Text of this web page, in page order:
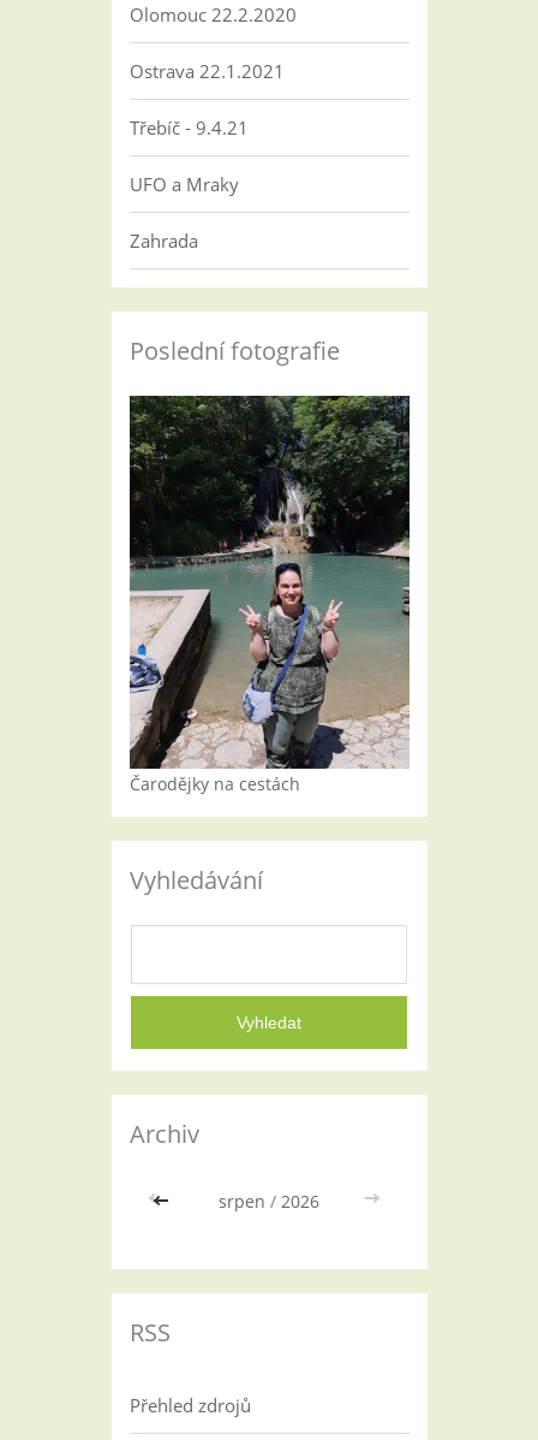
Olomouc 22.2.2020
Ostrava 22.1.2021
Třebíč - 9.4.21
UFO a Mraky
Zahrada
Poslední fotografie
Čarodějky na cestách
Vyhledávání
Archiv
<< srpen / 2026 >>
RSS
Přehled zdrojů